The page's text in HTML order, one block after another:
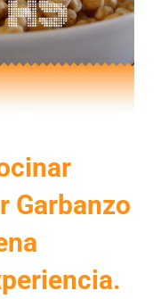
Garbanzo